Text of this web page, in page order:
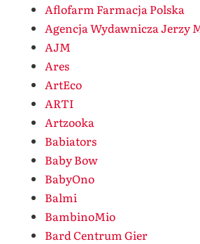
Aflofarm Farmacja Polska
Agencja Wydawnicza Jerzy
AJM
Ares
ArtEco
ARTI
Artzooka
Babiators
Baby Bow
BabyOno
Balmi
BambinoMio
Bard Centrum Gier